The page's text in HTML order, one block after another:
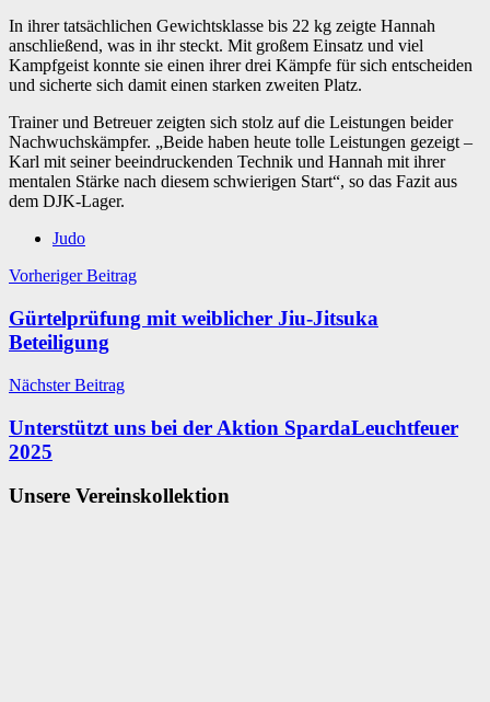
In ihrer tatsächlichen Gewichtsklasse bis 22 kg zeigte Hannah
anschließend, was in ihr steckt. Mit großem Einsatz und viel
Kampfgeist konnte sie einen ihrer drei Kämpfe für sich entscheiden
und sicherte sich damit einen starken zweiten Platz.
Trainer und Betreuer zeigten sich stolz auf die Leistungen beider
Nachwuchskämpfer. „Beide haben heute tolle Leistungen gezeigt –
Karl mit seiner beeindruckenden Technik und Hannah mit ihrer
mentalen Stärke nach diesem schwierigen Start“, so das Fazit aus
dem DJK-Lager.
Judo
Beitragsnavigation
Vorheriger Beitrag
Gürtelprüfung mit weiblicher Jiu-Jitsuka
Beteiligung
Nächster Beitrag
Unterstützt uns bei der Aktion SpardaLeuchtfeuer
2025
Unsere Vereinskollektion